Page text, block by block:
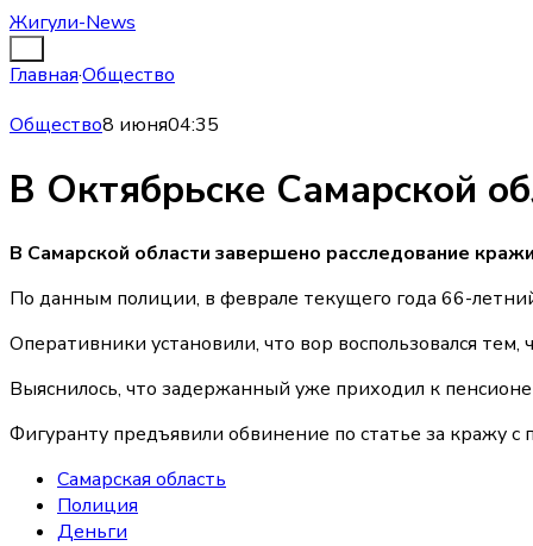
Жигули-News
Главная·Общество
Общество8 июня04:35
В Октябрьске Самарской
В Самарской области завершено расследование
По данным полиции, в феврале текущего года 66-
Оперативники установили, что вор воспользовался
Выяснилось, что задержанный уже приходил к
Фигуранту предъявили обвинение по статье за кражу
Самарская область
Полиция
Деньги